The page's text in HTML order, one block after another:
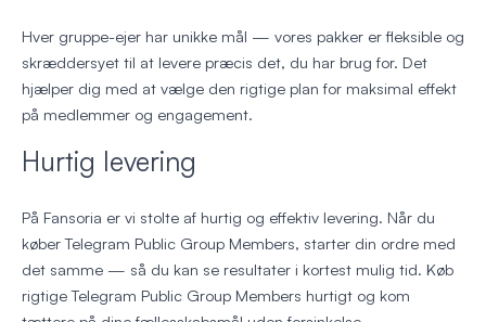
Hver gruppe-ejer har unikke mål — vores pakker er fleksible og
skræddersyet til at levere præcis det, du har brug for. Det
hjælper dig med at vælge den rigtige plan for maksimal effekt
på medlemmer og engagement.
Hurtig levering
På Fansoria er vi stolte af hurtig og effektiv levering. Når du
køber Telegram Public Group Members, starter din ordre med
det samme — så du kan se resultater i kortest mulig tid. Køb
rigtige Telegram Public Group Members hurtigt og kom